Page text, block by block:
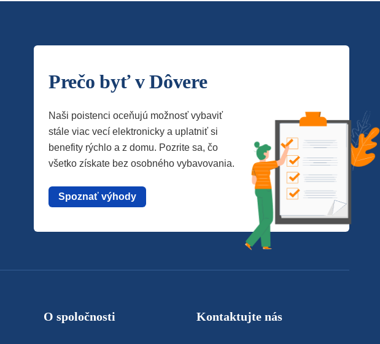
Prečo byť v Dôvere
Naši poistenci oceňujú možnosť vybaviť
stále viac vecí elektronicky a uplatniť si
benefity rýchlo a z domu. Pozrite sa, čo
všetko získate bez osobného vybavovania.
Spoznať výhody
O spoločnosti Kontaktujte nás